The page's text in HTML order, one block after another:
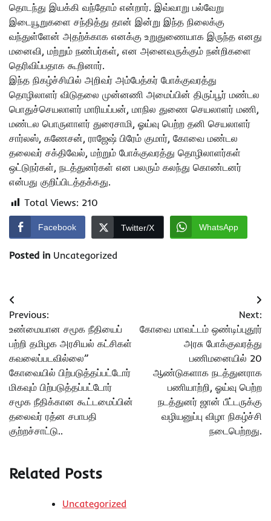
தொடந்து இயக்கி வந்தோம் என்றார். இவ்வாறு பல்வேறு
இடையூறுகளை சந்தித்து தான் இன்று இந்த நிலைக்கு
வந்துள்ளேன் அதற்க்காக எனக்கு உறுதுணையாக இருந்த எனது
மனைவி, மற்றும் நண்பர்கள், என அனைவருக்கும் நன்றிகளை
தெரிவிப்பதாக கூறினார்.
இந்த நிகழ்ச்சியில் அறிவர் அம்பேத்கர் போக்குவரத்து
தொழிலாளர் விடுதலை முன்னணி அமைப்பின் திருப்பூர் மண்டல
பொதுச்செயலாளர் மாரியப்பன், மாநில துணை செயலாளர் மணி,
மண்டல பொருளாளர் துரைசாமி, ஓய்வு பெற்ற தனி செயலாளர்
சார்லஸ், கணேசன், ராஜேஷ் பிரேம் குமார், கோவை மண்டல
தலைவர் சக்திவேல், மற்றும் போக்குவரத்து தொழிலாளர்கள்
ஒட்டுநர்கள், நடத்துனர்கள் என பலரும் கலந்து கொண்டனர்
என்பது குறிப்பிடத்தக்கது.
Total Views: 210
Facebook Twitter/X WhatsApp
Posted in Uncategorized
Post
navigation
Previous:
உண்மையான சமூக நீதியைப்
பற்றி தமிழக அரசியல் கட்சிகள்
கவலைப்படவில்லை”
கோவையில் பிற்படுத்தப்பட்டோர்
மிகவும் பிற்படுத்தப்பட்டோர்
சமூக நீதிக்கான கூட்டமைப்பின்
தலைவர் ரத்ன சபாபதி
குற்றச்சாட்டு..
Next:
கோவை மாவட்டம் ஒண்டிப்புதூர்
அரசு போக்குவரத்து
பணிமனையில் 20
ஆண்டுகளாக நடத்துனராக
பணியாற்றி, ஓய்வு பெற்ற
நடத்துனர் ஜான் பீட்டருக்கு
வழியனுப்பு விழா நிகழ்ச்சி
நடைபெற்றது.
Related Posts
Uncategorized